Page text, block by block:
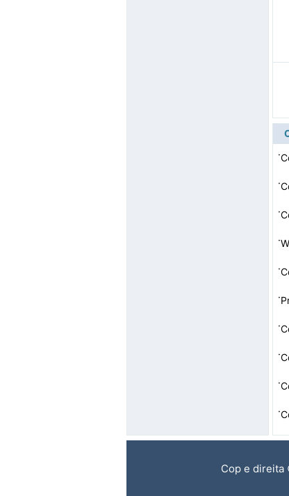
·
·
·
·
·
·
·
·
·
·
Cop e direita